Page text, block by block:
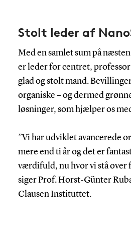
Stolt leder af
Med en samlet sum på
er leder for centret,
glad og stolt mand.
organiske – og dermed
løsninger, som hjælper os
”Vi har udviklet avancerede
mere end ti år og det er
værdifuld, nu hvor vi stå over
siger Prof. Horst-Günter
Clausen Instituttet.